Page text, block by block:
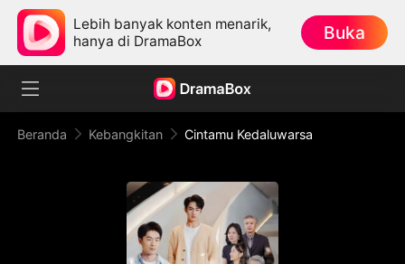
Lebih banyak konten menarik,
hanya di DramaBox
Buka
Beranda Kebangkitan Cintamu Kedaluwarsa